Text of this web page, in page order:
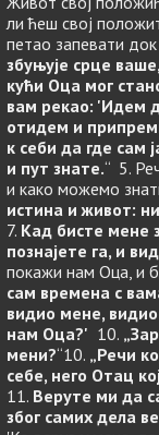
ли ћеш свој
петао запевати
збуњује срце
кући Оца мог
вам рекао: 'Идем
отидем и
к себи да где сам
и пут знате.“ 5.
и како можемо
истина и живот:
7. Кад бисте мене
познајете га, и
покажи нам Оца, и
сам времена с
видио мене,
нам Оца?' 10.
мени?“10. „Речи
себе, него Отац
11. Веруте ми да
због самих дела